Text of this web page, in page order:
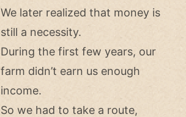
We later realized that money is
still a necessity.
During the first few years, our
farm didn’t earn us enough
income.
So we had to take a route,